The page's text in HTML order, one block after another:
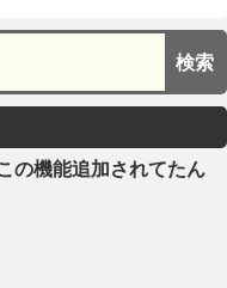
の機能追加されてたん